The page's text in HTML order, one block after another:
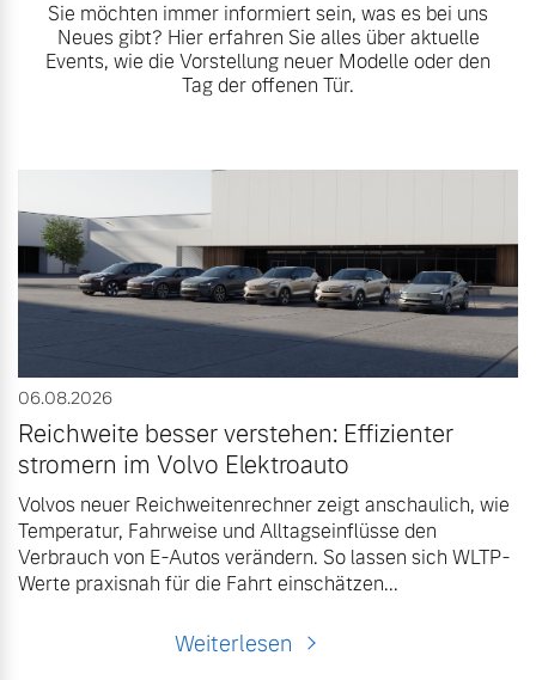
Aktuelle Zubehörangebote
Volvo Gebrauchtwagenbörse
Gebrauchtwagen
Zubehörkatalog
Aktuelle Serviceangebote
Service by Volvo
Unser Team
Unsere News & Events
Sie möchten immer informiert sein, was es bei uns
Neues gibt? Hier erfahren Sie alles über aktuelle
Events, wie die Vorstellung neuer Modelle oder den
Tag der offenen Tür.
06.08.2026
Reichweite besser verstehen: Effizienter
stromern im Volvo Elektroauto
Volvos neuer Reichweitenrechner zeigt anschaulich, wie
Temperatur, Fahrweise und Alltagseinflüsse den
Verbrauch von E-Autos verändern. So lassen sich WLTP-
Werte praxisnah für die Fahrt einschätzen...
Weiterlesen